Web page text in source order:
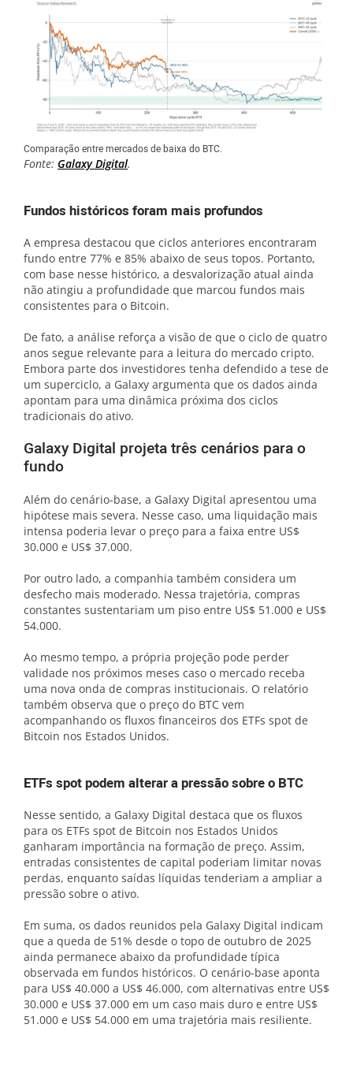
Comparação entre mercados de baixa do BTC.
Fonte: Galaxy Digital.
Fundos históricos foram mais profundos
A empresa destacou que ciclos anteriores encontraram
fundo entre 77% e 85% abaixo de seus topos. Portanto,
com base nesse histórico, a desvalorização atual ainda
não atingiu a profundidade que marcou fundos mais
consistentes para o Bitcoin.
De fato, a análise reforça a visão de que o ciclo de quatro
anos segue relevante para a leitura do mercado cripto.
Embora parte dos investidores tenha defendido a tese de
um superciclo, a Galaxy argumenta que os dados ainda
apontam para uma dinâmica próxima dos ciclos
tradicionais do ativo.
Galaxy Digital projeta três cenários para o
fundo
Além do cenário-base, a Galaxy Digital apresentou uma
hipótese mais severa. Nesse caso, uma liquidação mais
intensa poderia levar o preço para a faixa entre US$
30.000 e US$ 37.000.
Por outro lado, a companhia também considera um
desfecho mais moderado. Nessa trajetória, compras
constantes sustentariam um piso entre US$ 51.000 e US$
54.000.
Ao mesmo tempo, a própria projeção pode perder
validade nos próximos meses caso o mercado receba
uma nova onda de compras institucionais. O relatório
também observa que o preço do BTC vem
acompanhando os fluxos financeiros dos ETFs spot de
Bitcoin nos Estados Unidos.
ETFs spot podem alterar a pressão sobre o BTC
Nesse sentido, a Galaxy Digital destaca que os fluxos
para os ETFs spot de Bitcoin nos Estados Unidos
ganharam importância na formação de preço. Assim,
entradas consistentes de capital poderiam limitar novas
perdas, enquanto saídas líquidas tenderiam a ampliar a
pressão sobre o ativo.
Em suma, os dados reunidos pela Galaxy Digital indicam
que a queda de 51% desde o topo de outubro de 2025
ainda permanece abaixo da profundidade típica
observada em fundos históricos. O cenário-base aponta
para US$ 40.000 a US$ 46.000, com alternativas entre US$
30.000 e US$ 37.000 em um caso mais duro e entre US$
51.000 e US$ 54.000 em uma trajetória mais resiliente.